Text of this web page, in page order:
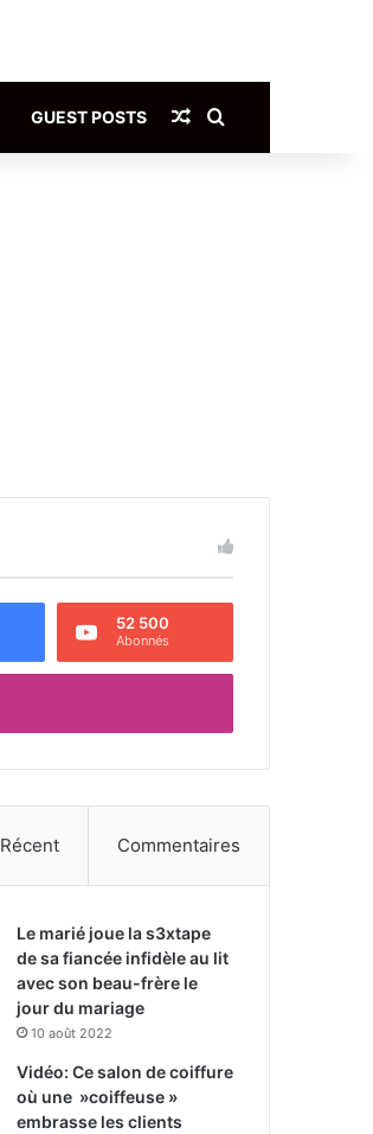
GUEST POSTS Article Aléatoire
52 500
Abonnés
Récent Commentaires
Le marié joue la s3xtape
de sa fiancée infidèle au lit
avec son beau-frère le
jour du mariage
10 août 2022
Vidéo: Ce salon de coiffure
où une »coiffeuse »
embrasse les clients